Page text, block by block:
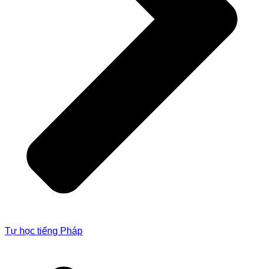
Tự học tiếng Pháp